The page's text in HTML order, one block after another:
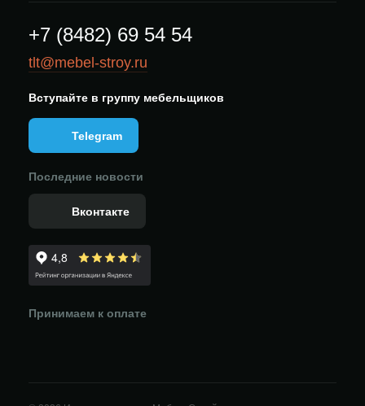
+7 (8482) 69 54 54
tlt@mebel-stroy.ru
Вступайте в группу мебельщиков
Telegram
Последние новости
Вконтакте
Принимаем к оплате